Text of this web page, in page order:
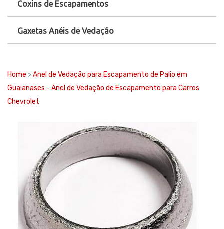
Coxins de Escapamentos
Gaxetas Anéis de Vedação
Home >Anel de Vedação para Escapamento de Palio em
Guaianases - Anel de Vedação de Escapamento para Carros
Chevrolet